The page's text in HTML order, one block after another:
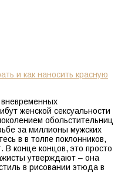
женской сексуальности
обольстительниц
за миллионы мужских
в в толпе поклонников,
В конце концов, это просто
утверждают – она
в рисовании этюда в